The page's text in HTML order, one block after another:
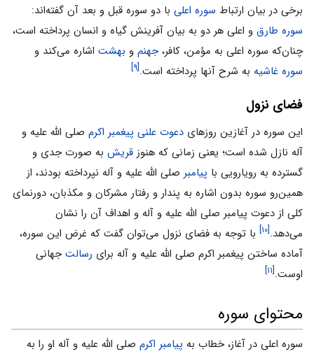
برخى در بیان ارتباط سوره اعلى با دو سوره قبل و بعد آن گفته‌اند:
سوره طارق و اعلى هر دو به بیان آفرینش گیاه و انسان پرداخته است،
چنان‌که سوره اعلى به مؤمن، کافر،جهنم و بهشت اشاره مى‌کند و
سوره غاشیه به شرح آنها پرداخته است.[۹]
فضاى نزول
این سوره در آغازین روزهاى دعوت علنى پیغمبر اکرم صلى الله علیه و
آله نازل شده است؛ یعنى زمانى که هنوز قریش به صورت جدى و
گسترده به رویارویى با پیامبر صلى الله علیه و آله نپرداخته بودند، از
همین‌رو سوره بدون اشاره به پندار و رفتار مشرکان و مکذبان، دورنماى
کلى از دعوت پیامبر صلى الله علیه و آله و اهداف آن را نشان
مى‌دهد.[۱۰]
با توجه به فضاى نزول مى‌توان گفت که غرض این سوره،
آماده ساختن پیغمبر اکرم صلى الله علیه و آله براى رسالتجهانى
اوست.[۱۱]
محتواى سوره
سوره اعلى در آغاز، خطاب به پیامبر اکرم صلى الله علیه و آله او را به